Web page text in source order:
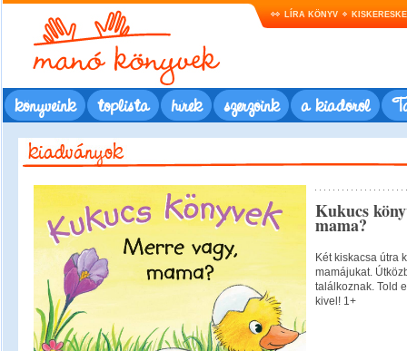
LÍRA KÖNYV
könyveink toplista hírek szerzőink a kiadóról
Kukucs
mama?
Két kiskacsa útra
mamájukat.
találkoznak. Told
kivel! 1+